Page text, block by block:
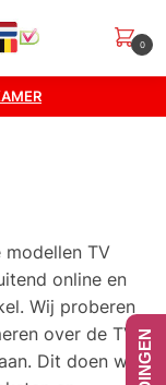
0
TV
online en
Wij proberen
over de TV
Dit doen wij